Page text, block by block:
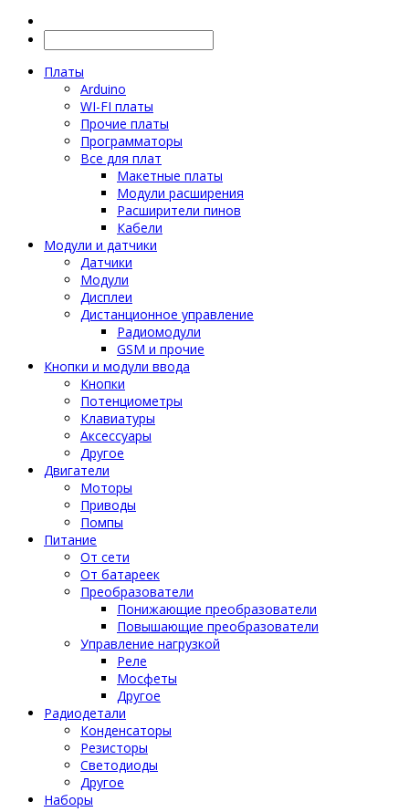
Платы
Arduino
WI-FI платы
Прочие платы
Программаторы
Все для плат
Макетные платы
Модули расширения
Расширители пинов
Кабели
Модули и датчики
Датчики
Модули
Дисплеи
Дистанционное управление
Радиомодули
GSM и прочие
Кнопки и модули ввода
Кнопки
Потенциометры
Клавиатуры
Аксессуары
Другое
Двигатели
Моторы
Приводы
Помпы
Питание
От сети
От батареек
Преобразователи
Понижающие преобразователи
Повышающие преобразователи
Управление нагрузкой
Реле
Мосфеты
Другое
Радиодетали
Конденсаторы
Резисторы
Светодиоды
Другое
Наборы